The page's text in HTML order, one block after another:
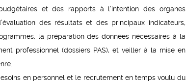
et des rapports à l’intention des organes
des résultats et des principaux indicateurs,
la préparation des données nécessaires à la
professionnel (dossiers PAS), et veiller à la mise en
en personnel et le recrutement en temps voulu du